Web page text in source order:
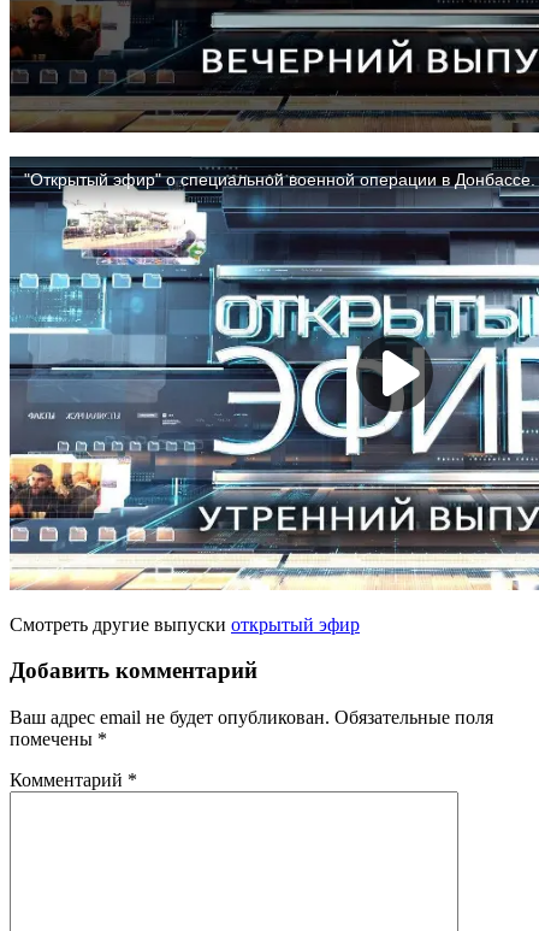
Смотреть другие выпуски открытый эфир
Добавить комментарий
Ваш адрес email не будет опубликован. Обязательные поля
помечены *
Комментарий *